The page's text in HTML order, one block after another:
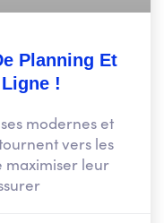
Planning Et
!
modernes et
vers les
maximiser leur